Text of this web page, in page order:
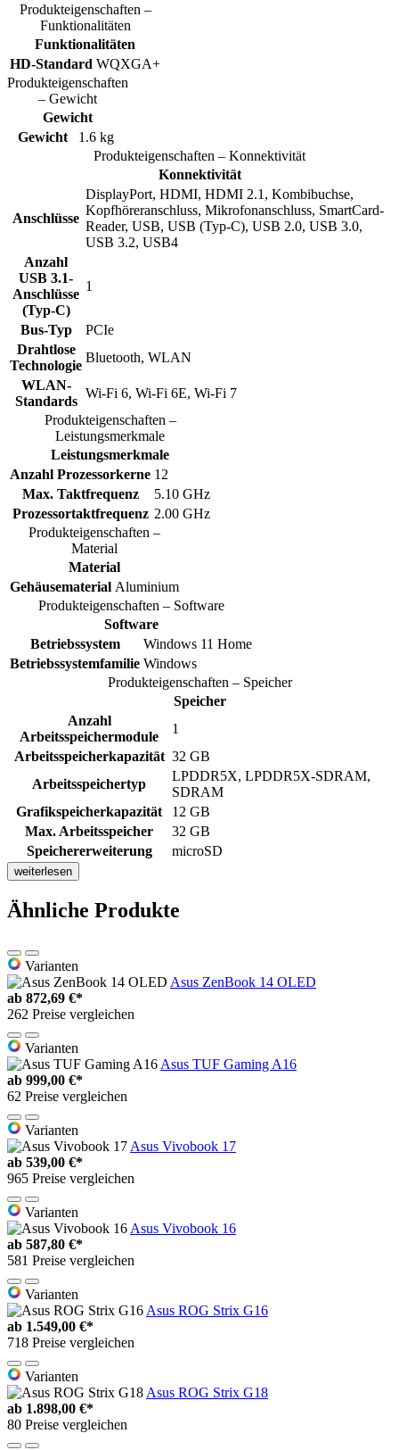
Produkteigenschaften –
Funktionalitäten
Funktionalitäten
HD-Standard WQXGA+
Produkteigenschaften
– Gewicht
Gewicht
Gewicht
1.6 kg
Produkteigenschaften – Konnektivität
Konnektivität
Anschlüsse
DisplayPort, HDMI, HDMI 2.1, Kombibuchse,
Kopfhöreranschluss, Mikrofonanschluss, SmartCard-
Reader, USB, USB (Typ-C), USB 2.0, USB 3.0,
USB 3.2, USB4
Anzahl
USB 3.1-
Anschlüsse
(Typ-C)
1
Bus-Typ
PCIe
Drahtlose
Technologie
Bluetooth, WLAN
WLAN-
Standards
Wi-Fi 6, Wi-Fi 6E, Wi-Fi 7
Produkteigenschaften –
Leistungsmerkmale
Leistungsmerkmale
Anzahl Prozessorkerne 12
Max. Taktfrequenz
5.10 GHz
Prozessortaktfrequenz 2.00 GHz
Produkteigenschaften –
Material
Material
Gehäusematerial Aluminium
Produkteigenschaften – Software
Software
Betriebssystem
Windows 11 Home
Betriebssystemfamilie Windows
Produkteigenschaften – Speicher
Speicher
Anzahl
Arbeitsspeichermodule
1
Arbeitsspeicherkapazität 32 GB
Arbeitsspeichertyp
LPDDR5X, LPDDR5X-SDRAM,
SDRAM
Grafikspeicherkapazität
12 GB
Max. Arbeitsspeicher
32 GB
Speichererweiterung
microSD
weiterlesen
Ähnliche Produkte
Varianten
Asus ZenBook 14 OLED
ab 872,69 €*
262 Preise vergleichen
Varianten
Asus TUF Gaming A16
ab 999,00 €*
62 Preise vergleichen
Varianten
Asus Vivobook 17
ab 539,00 €*
965 Preise vergleichen
Varianten
Asus Vivobook 16
ab 587,80 €*
581 Preise vergleichen
Varianten
Asus ROG Strix G16
ab 1.549,00 €*
718 Preise vergleichen
Varianten
Asus ROG Strix G18
ab 1.898,00 €*
80 Preise vergleichen